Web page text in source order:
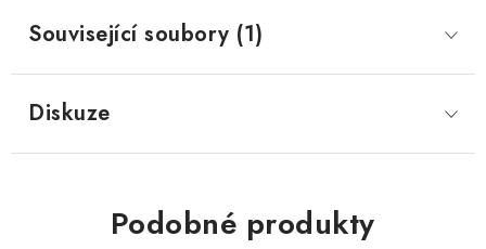
Související soubory (1)
Diskuze
Podobné produkty